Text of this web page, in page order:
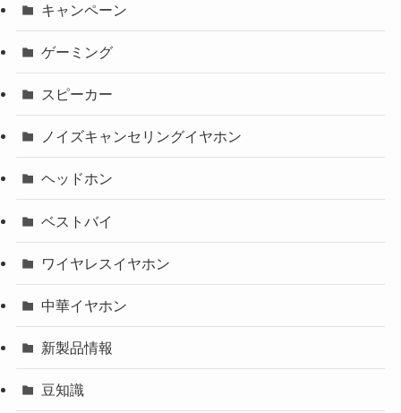
キャンペーン
ゲーミング
スピーカー
ノイズキャンセリングイヤホン
ヘッドホン
ベストバイ
ワイヤレスイヤホン
中華イヤホン
新製品情報
豆知識